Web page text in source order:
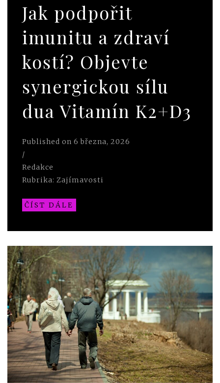
Jak podpořit
imunitu a zdraví
kostí? Objevte
synergickou sílu
dua Vitamín K2+D3
Published on 6 března, 2026
/
Redakce
Rubrika: Zajímavosti
ČÍST DÁLE